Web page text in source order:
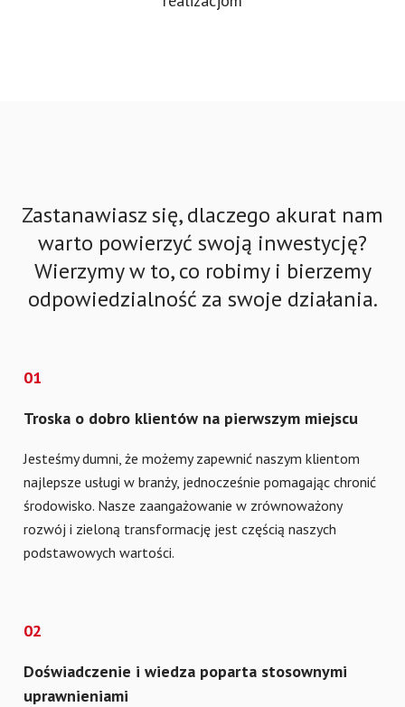
Zastanawiasz się, dlaczego akurat nam
warto powierzyć swoją inwestycję?
Wierzymy w to, co robimy i bierzemy
odpowiedzialność za swoje działania.
01
Troska o dobro klientów na pierwszym miejscu
Jesteśmy dumni, że możemy zapewnić naszym klientom
najlepsze usługi w branży, jednocześnie pomagając chronić
środowisko. Nasze zaangażowanie w zrównoważony
rozwój i zieloną transformację jest częścią naszych
podstawowych wartości.
02
Doświadczenie i wiedza poparta stosownymi
uprawnieniami